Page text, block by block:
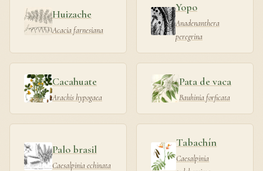
Huizache
Acacia farnesiana
Yopo
Anadenanthera
peregrina
Cacahuate
Arachis hypogaea
Pata de vaca
Bauhinia forficata
Palo brasil
Caesalpinia echinata
Tabachín
Caesalpinia